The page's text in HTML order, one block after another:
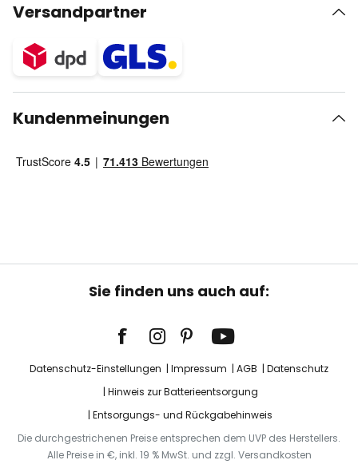
Versandpartner
Kundenmeinungen
Sie finden uns auch auf:
Datenschutz-Einstellungen Impressum AGB
Datenschutz
Hinweis zur Batterieentsorgung
Entsorgungs- und Rückgabehinweis
Die durchgestrichenen Preise entsprechen dem UVP des Herstellers.
Alle Preise in €, inkl. 19 % MwSt. und zzgl. Versandkosten